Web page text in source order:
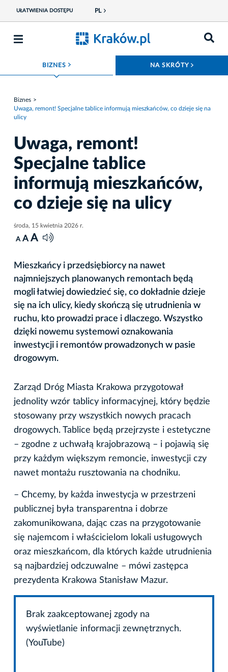
UŁATWIENIA DOSTĘPU PL
BIZNES ROZWIŃ MENU NA SKRÓTY
Biznes
Uwaga, remont! Specjalne tablice informują mieszkańców, co dzieje się na
ulicy
Uwaga, remont!
Specjalne tablice
informują mieszkańców,
co dzieje się na ulicy
środa, 15 kwietnia 2026 r.
A A A
Mieszkańcy i przedsiębiorcy na nawet
najmniejszych planowanych remontach będą
mogli łatwiej dowiedzieć się, co dokładnie dzieje
się na ich ulicy, kiedy skończą się utrudnienia w
ruchu, kto prowadzi prace i dlaczego. Wszystko
dzięki nowemu systemowi oznakowania
inwestycji i remontów prowadzonych w pasie
drogowym.
Zarząd Dróg Miasta Krakowa przygotował
jednolity wzór tablicy informacyjnej, który będzie
stosowany przy wszystkich nowych pracach
drogowych. Tablice będą przejrzyste i estetyczne
– zgodne z uchwałą krajobrazową – i pojawią się
przy każdym większym remoncie, inwestycji czy
nawet montażu rusztowania na chodniku.
– Chcemy, by każda inwestycja w przestrzeni
publicznej była transparentna i dobrze
zakomunikowana, dając czas na przygotowanie
się najemcom i właścicielom lokali usługowych
oraz mieszkańcom, dla których każde utrudnienia
są najbardziej odczuwalne – mówi zastępca
prezydenta Krakowa Stanisław Mazur.
Brak zaakceptowanej zgody na
wyświetlanie informacji zewnętrznych.
(YouTube)